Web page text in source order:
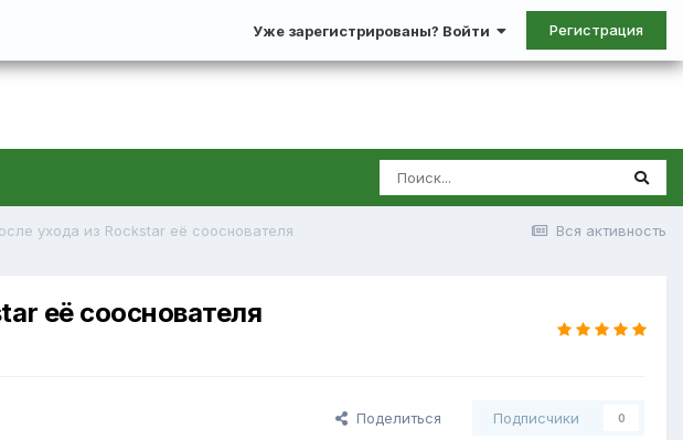
Уже зарегистрированы? Войти Регистрация
Вся активность
ухода из Rockstar её сооснователя
её сооснователя
Поделиться Подписчики 0